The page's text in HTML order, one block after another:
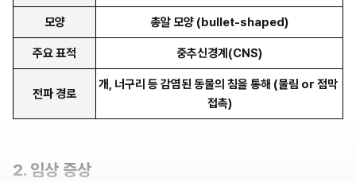
모양 총알 모양 (bullet-shaped)
주요 표적 중추신경계(CNS)
전파 경로
개, 너구리 등 감염된 동물의 침을 통해 (물림 or 점막
접촉)
2. 임상 증상